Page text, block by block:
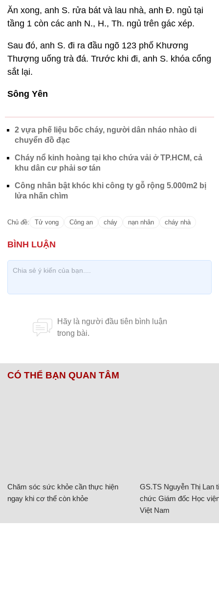
Ăn xong, anh S. rửa bát và lau nhà, anh Đ. ngủ tại
tầng 1 còn các anh N., H., Th. ngủ trên gác xép.
Sau đó, anh S. đi ra đầu ngõ 123 phố Khương
Thượng uống trà đá. Trước khi đi, anh S. khóa cổng
sắt lại.
Sông Yên
2 vựa phế liệu bốc cháy, người dân nháo nhào di
chuyển đồ đạc
Cháy nổ kinh hoàng tại kho chứa vải ở TP.HCM, cả
khu dân cư phải sơ tán
Công nhân bật khóc khi công ty gỗ rộng 5.000m2 bị
lửa nhấn chìm
Chủ đề: Tử vong Công an cháy nạn nhân cháy nhà
CÓ THỂ BẠN QUAN TÂM
Chăm sóc sức khỏe cần thực hiện
ngay khi cơ thể còn khỏe
GS.TS Nguyễn Thị Lan
chức Giám đốc Học
Việt Nam